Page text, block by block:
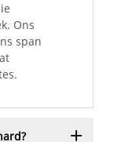
Ons
span